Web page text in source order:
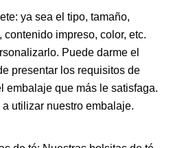
ya sea el tipo, tamaño,
impreso, color, etc.
Puede darme el
presentar los requisitos de
embalaje que más le satisfaga.
utilizar nuestro embalaje.